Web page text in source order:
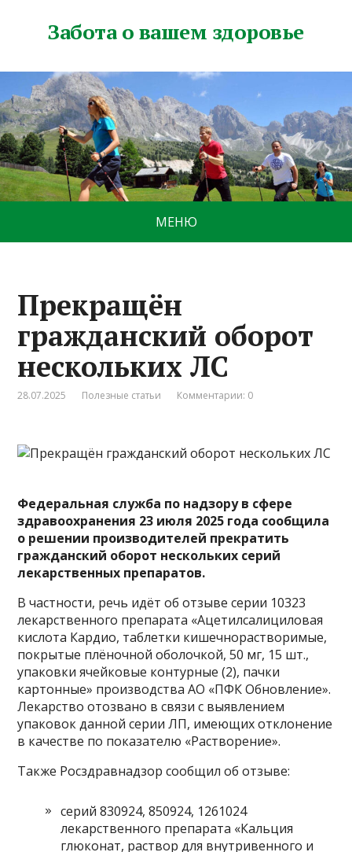
Забота о вашем здоровье
МЕНЮ
Прекращён
гражданский оборот
нескольких ЛС
28.07.2025 Полезные статьи Комментарии: 0
Федеральная служба по надзору в сфере
здравоохранения 23 июля 2025 года сообщила
о решении производителей прекратить
гражданский оборот нескольких серий
лекарственных препаратов.
В частности, речь идёт об отзыве серии 10323
лекарственного препарата «Ацетилсалициловая
кислота Кардио, таблетки кишечнорастворимые,
покрытые плёночной оболочкой, 50 мг, 15 шт.,
упаковки ячейковые контурные (2), пачки
картонные» производства АО «ПФК Обновление».
Лекарство отозвано в связи с выявлением
упаковок данной серии ЛП, имеющих отклонение
в качестве по показателю «Растворение».
Также Росздравнадзор сообщил об отзыве:
серий 830924, 850924, 1261024
лекарственного препарата «Кальция
глюконат, раствор для внутривенного и